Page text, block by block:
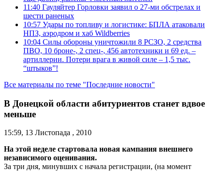
11:40 Гауляйтер Горловки заявил о 27-ми обстрелах и
шести раненых
10:57 Удары по топливу и логистике: БПЛА атаковали
НПЗ, аэродром и хаб Wildberries
10:04 Силы обороны уничтожили 8 РСЗО, 2 средства
ПВО, 10 броне-, 2 спец-, 456 автотехники и 69 ед. –
артиллерии. Потери врага в живой силе – 1,5 тыс.
“штыков”!
Все материалы по теме "Последние новости"
В Донецкой области абитуриентов станет вдвое
меньше
15:59, 13 Листопада , 2010
На этой неделе стартовала новая кампания внешнего
независимого оценивания.
За три дня, минувших с начала регистрации, (на момент